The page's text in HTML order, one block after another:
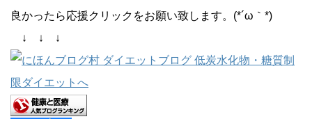
良かったら応援クリックをお願い致します。(*´ω｀*)
↓ ↓ ↓